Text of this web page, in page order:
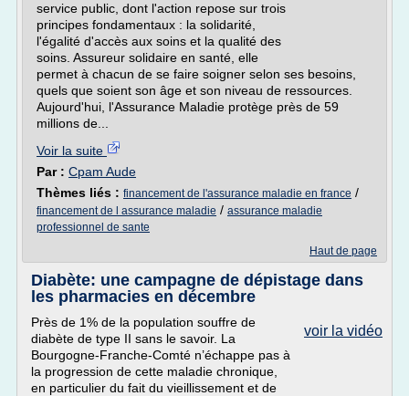
service public, dont l'action repose sur trois
principes fondamentaux : la solidarité,
l'égalité d'accès aux soins et la qualité des
soins. Assureur solidaire en santé, elle
permet à chacun de se faire soigner selon ses besoins,
quels que soient son âge et son niveau de ressources.
Aujourd'hui, l'Assurance Maladie protège près de 59
millions de...
Voir la suite
Par : Cpam Aude
Thèmes liés : financement de l'assurance maladie en france /
financement de l assurance maladie / assurance maladie
professionnel de sante
Haut de page
Diabète: une campagne de dépistage dans
les pharmacies en décembre
voir la vidéo
Près de 1% de la population souffre de
diabète de type II sans le savoir. La
Bourgogne-Franche-Comté n’échappe pas à
la progression de cette maladie chronique,
en particulier du fait du vieillissement et de